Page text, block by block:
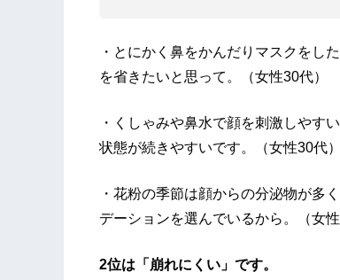
・とにかく鼻をかんだりマスクをし
を省きたいと思って。（女性30代）
・くしゃみや鼻水で顔を刺激しやす
状態が続きやすいです。（女性30代）
・花粉の季節は顔からの分泌物が多
デーションを選んでいるから。（女性
2位は「崩れにくい」です。